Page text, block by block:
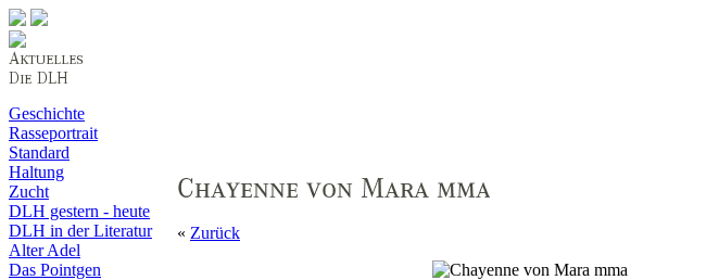
Geschichte
Rasseportrait
Standard
Haltung
Zucht
DLH gestern - heute
DLH in der Literatur
Alter Adel
Das Pointgen
« Zurück